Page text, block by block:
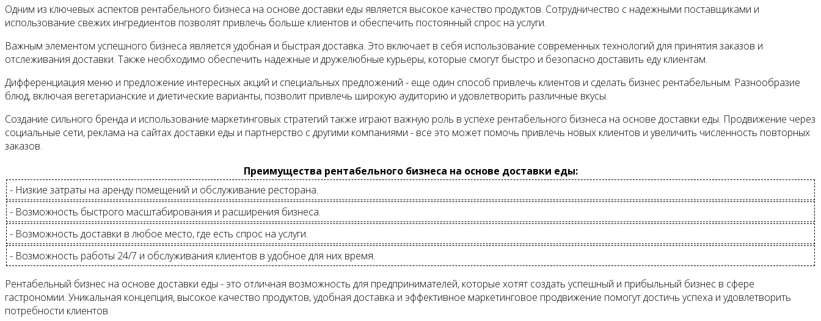
Одним из ключевых аспектов рентабельного бизнеса на основе доставки еды является высокое качество продуктов. Сотрудничество с надежными поставщиками и
использование свежих ингредиентов позволят привлечь больше клиентов и обеспечить постоянный спрос на услуги.
Важным элементом успешного бизнеса является удобная и быстрая доставка. Это включает в себя использование современных технологий для принятия заказов и
отслеживания доставки. Также необходимо обеспечить надежные и дружелюбные курьеры, которые смогут быстро и безопасно доставить еду клиентам.
Дифференциация меню и предложение интересных акций и специальных предложений - еще один способ привлечь клиентов и сделать бизнес рентабельным. Разнообразие
блюд, включая вегетарианские и диетические варианты, позволит привлечь широкую аудиторию и удовлетворить различные вкусы.
Создание сильного бренда и использование маркетинговых стратегий также играют важную роль в успехе рентабельного бизнеса на основе доставки еды. Продвижение через
социальные сети, реклама на сайтах доставки еды и партнерство с другими компаниями - все это может помочь привлечь новых клиентов и увеличить численность повторных
заказов.
Преимущества рентабельного бизнеса на основе доставки еды:
- Низкие затраты на аренду помещений и обслуживание ресторана.
- Возможность быстрого масштабирования и расширения бизнеса.
- Возможность доставки в любое место, где есть спрос на услуги.
- Возможность работы 24/7 и обслуживания клиентов в удобное для них время.
Рентабельный бизнес на основе доставки еды - это отличная возможность для предпринимателей, которые хотят создать успешный и прибыльный бизнес в сфере
гастрономии. Уникальная концепция, высокое качество продуктов, удобная доставка и эффективное маркетинговое продвижение помогут достичь успеха и удовлетворить
потребности клиентов.